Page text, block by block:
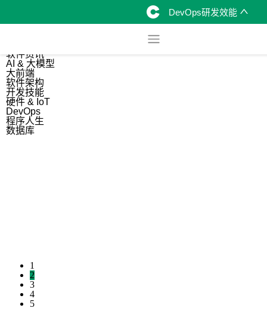
DevOps研发效能
软件资讯
AI & 大模型
大前端
软件架构
开发技能
硬件 & IoT
DevOps
程序人生
数据库
1
2
3
4
5